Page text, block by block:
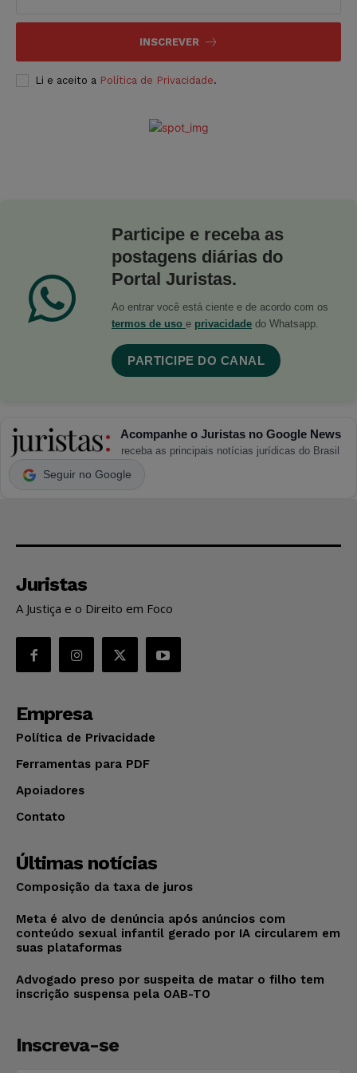
INSCREVER
Li e aceito a Política de Privacidade.
Participe e receba as
postagens diárias do
Portal Juristas.
Ao entrar você está ciente e de acordo com os
termos de uso e privacidade do Whatsapp.
PARTICIPE DO CANAL
Acompanhe o Juristas no Google News
receba as principais notícias jurídicas do Brasil
Seguir no Google
Juristas
A Justiça e o Direito em Foco
Empresa
Política de Privacidade
Ferramentas para PDF
Apoiadores
Contato
Últimas notícias
Composição da taxa de juros
Meta é alvo de denúncia após anúncios com
conteúdo sexual infantil gerado por IA circularem em
suas plataformas
Advogado preso por suspeita de matar o filho tem
inscrição suspensa pela OAB-TO
Inscreva-se